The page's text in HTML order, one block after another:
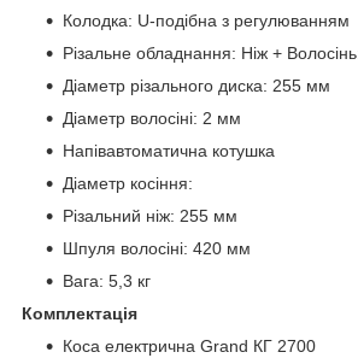
Колодка: U-подібна з регулюванням
Різальне обладнання: Ніж +
Діаметр різального диска: 255 мм
Діаметр волосіні: 2 мм
Напівавтоматична котушка
Діаметр косіння:
Різальний ніж: 255 мм
Шпуля волосіні: 420 мм
Вага: 5,3 кг
Комплектація
Коса електрична Grand КГ 2700